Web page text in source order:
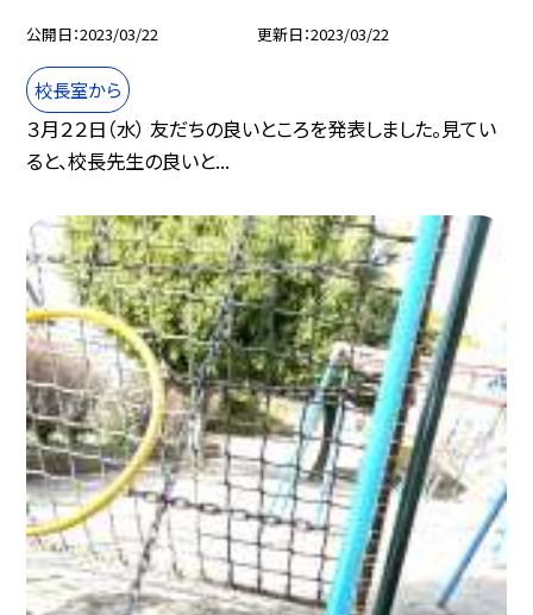
公開日 2023/03/22 更新日 2023/03/22
校長室から
３月２２日（水） 友だちの良いところを発表しました。見てい
ると、校長先生の良いと...